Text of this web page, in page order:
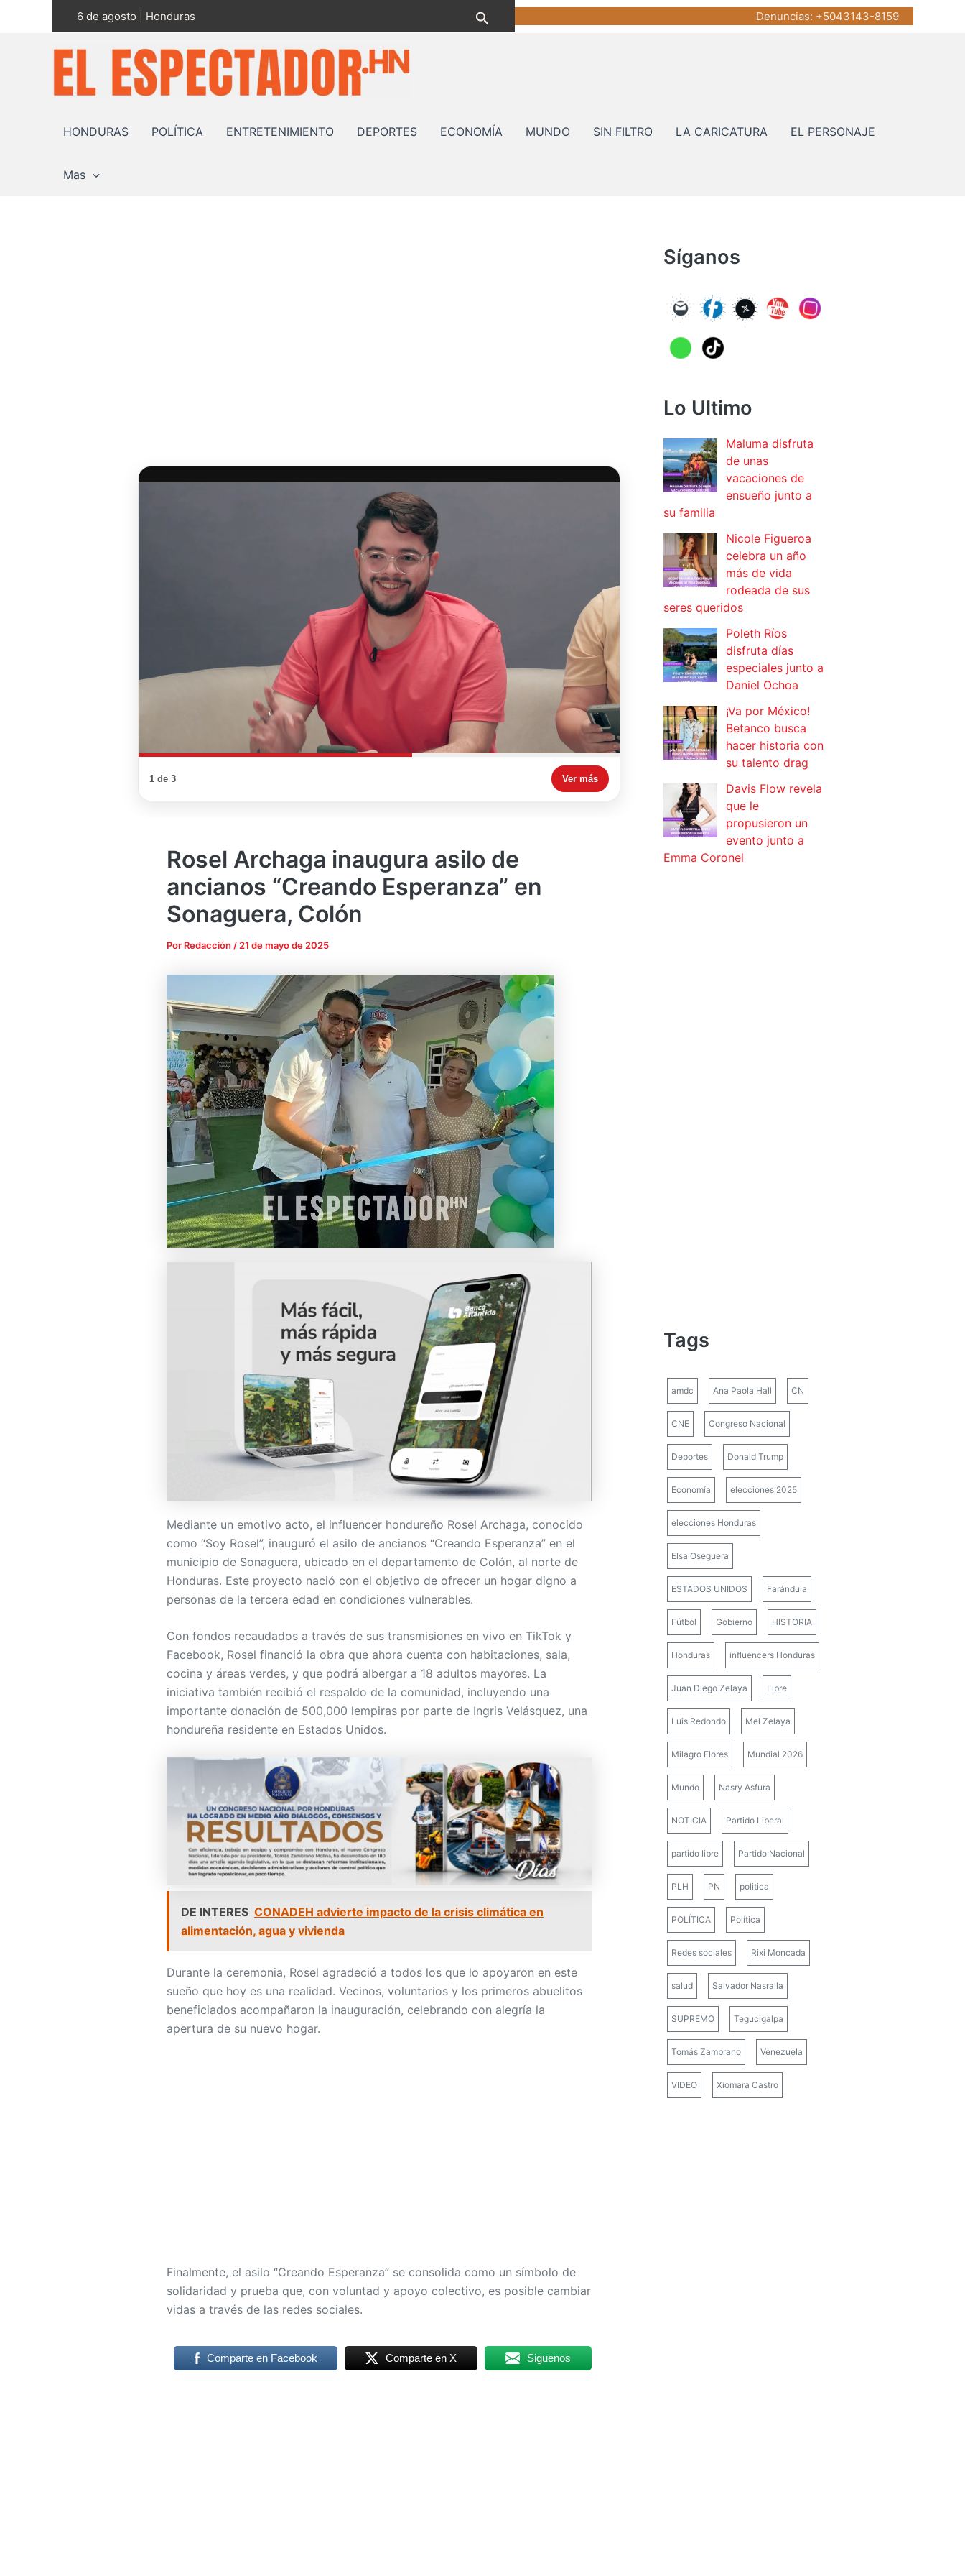
6 de agosto | Honduras Buscar Denuncias: +5043143-8159
HONDURAS POLÍTICA ENTRETENIMIENTO DEPORTES ECONOMÍA MUNDO SIN FILTRO LA CARICATURA EL PERSONAJE
Mas
1 de 3 Ver más
Rosel Archaga inaugura asilo de
ancianos “Creando Esperanza” en
Sonaguera, Colón
Por Redacción / 21 de mayo de 2025
Mediante un emotivo acto, el influencer hondureño Rosel Archaga, conocido
como “Soy Rosel”, inauguró el asilo de ancianos “Creando Esperanza” en el
municipio de Sonaguera, ubicado en el departamento de Colón, al norte de
Honduras. Este proyecto nació con el objetivo de ofrecer un hogar digno a
personas de la tercera edad en condiciones vulnerables.
Con fondos recaudados a través de sus transmisiones en vivo en TikTok y
Facebook, Rosel financió la obra que ahora cuenta con habitaciones, sala,
cocina y áreas verdes, y que podrá albergar a 18 adultos mayores. La
iniciativa también recibió el respaldo de la comunidad, incluyendo una
importante donación de 500,000 lempiras por parte de Ingris Velásquez, una
hondureña residente en Estados Unidos.
DE INTERES CONADEH advierte impacto de la crisis climática en
alimentación, agua y vivienda
Durante la ceremonia, Rosel agradeció a todos los que lo apoyaron en este
sueño que hoy es una realidad. Vecinos, voluntarios y los primeros abuelitos
beneficiados acompañaron la inauguración, celebrando con alegría la
apertura de su nuevo hogar.
Finalmente, el asilo “Creando Esperanza” se consolida como un símbolo de
solidaridad y prueba que, con voluntad y apoyo colectivo, es posible cambiar
vidas a través de las redes sociales.
Comparte en Facebook Comparte en X Siguenos
Síganos
Lo Ultimo
Maluma disfruta
de unas
vacaciones de
ensueño junto a
su familia
Nicole Figueroa
celebra un año
más de vida
rodeada de sus
seres queridos
Poleth Ríos
disfruta días
especiales junto a
Daniel Ochoa
¡Va por México!
Betanco busca
hacer historia con
su talento drag
Davis Flow revela
que le
propusieron un
evento junto a
Emma Coronel
Tags
amdc Ana Paola Hall CN
CNE Congreso Nacional
Deportes Donald Trump
Economía elecciones 2025
elecciones Honduras
Elsa Oseguera
ESTADOS UNIDOS Farándula
Fútbol Gobierno HISTORIA
Honduras influencers Honduras
Juan Diego Zelaya Libre
Luis Redondo Mel Zelaya
Milagro Flores Mundial 2026
Mundo Nasry Asfura
NOTICIA Partido Liberal
partido libre Partido Nacional
PLH PN politica
POLÍTICA Política
Redes sociales Rixi Moncada
salud Salvador Nasralla
SUPREMO Tegucigalpa
Tomás Zambrano Venezuela
VIDEO Xiomara Castro